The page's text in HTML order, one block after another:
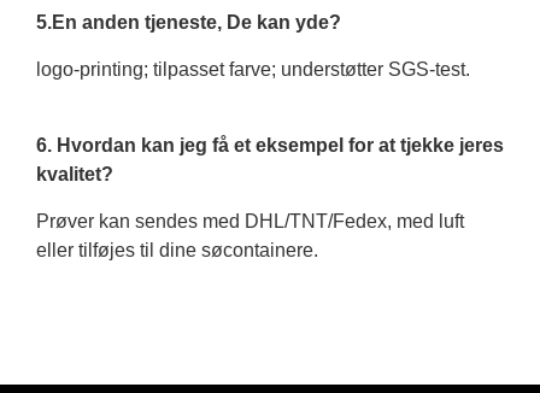
5.En anden tjeneste, De kan yde?
logo-printing; tilpasset farve; understøtter SGS-test.
6. Hvordan kan jeg få et eksempel for at tjekke jeres
kvalitet?
Prøver kan sendes med DHL/TNT/Fedex, med luft
eller tilføjes til dine søcontainere.